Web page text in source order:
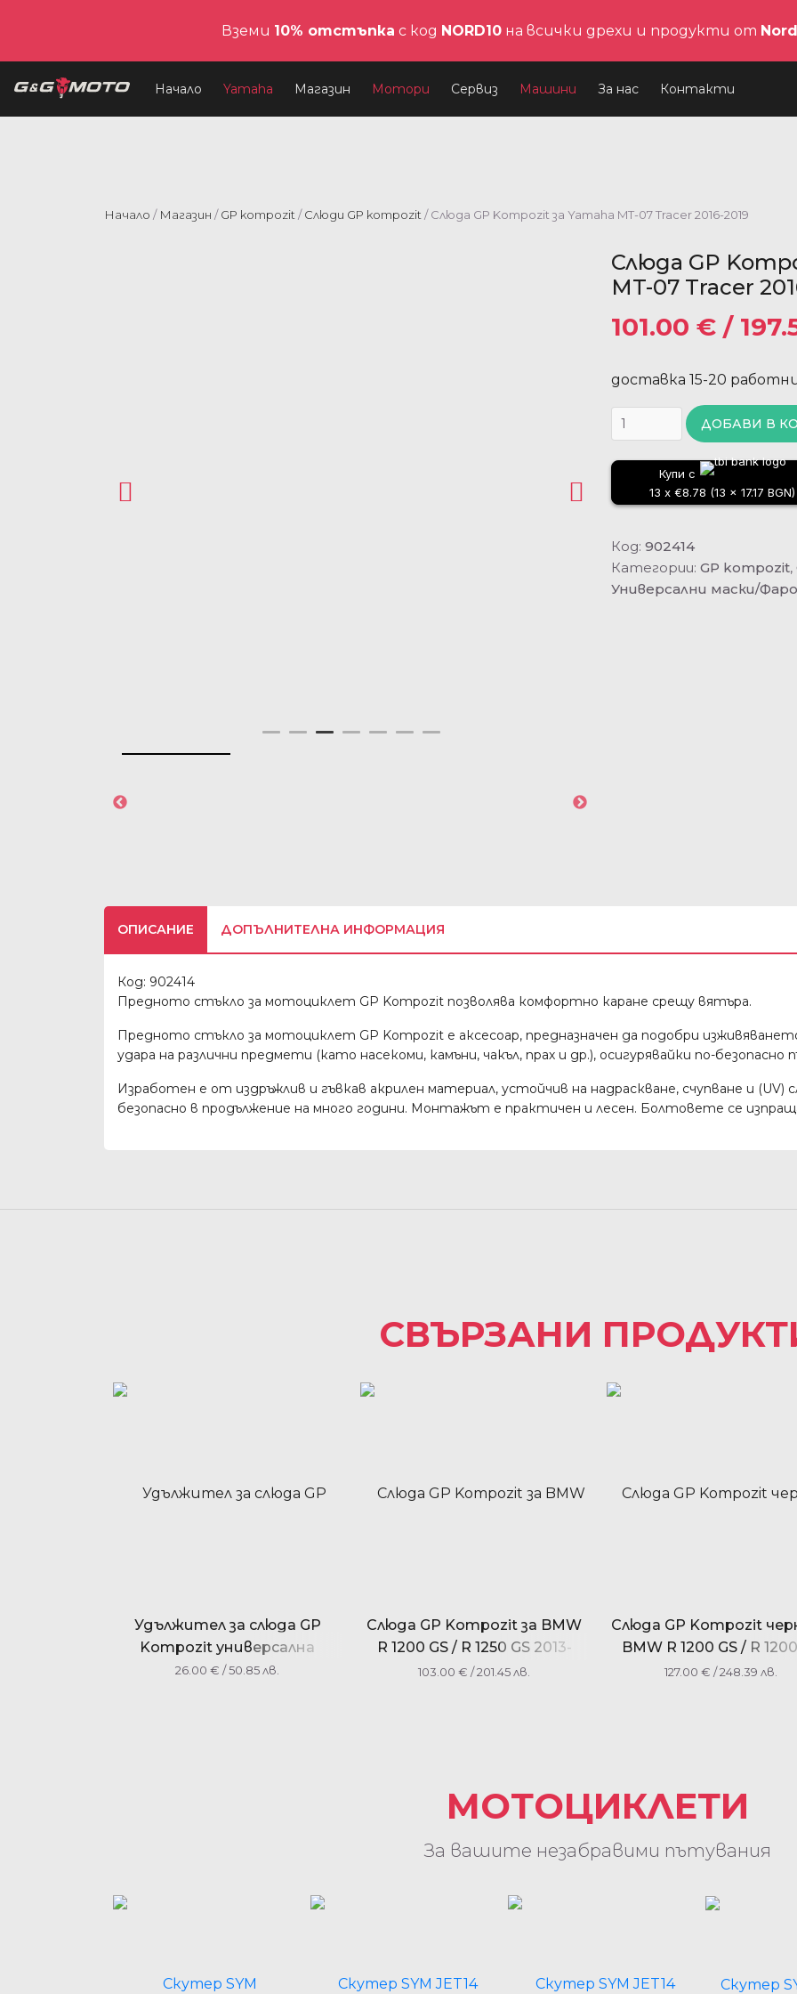
Начало Yamaha Магазин Мотори Сервиз Машини За нас Контакти
Начало / Магазин /GP kompozit /Слюди GP kompozit / Слюда GP Kompozit за Yamaha MT-07 Tracer 2016-2019
Слюда GP
MT-07 Tracer
101.00 € /
доставка 15-20
ДОБАВИ В
Купи с
13 x €8.78 (13 x 17.17 BGN)
Код: 902414
Категории: GP kompozit,
Универсални маски/
ОПИСАНИЕ ДОПЪЛНИТЕЛНА ИНФОРМАЦИЯ
Код: 902414
Предното стъкло за мотоциклет GP Kompozit позволява комфортно каране срещу вятъра.
Предното стъкло за мотоциклет GP Kompozit е аксесоар, предназначен да подобри
удара на различни предмети (като насекоми, камъни, чакъл, прах и др.), осигурявайки по-безопасно
Изработен е от издръжлив и гъвкав акрилен материал, устойчив на надраскване, счупване и (UV)
безопасно в продължение на много години. Монтажът е практичен и лесен. Болтовете се
СВЪРЗАНИ
Удължител за слюда GP
Kompozit универсална
26.00€ / 50.85 лв.
Слюда GP Kompozit за BMW
R 1200 GS / R 1250 GS 2013-
2023
103.00€ / 201.45 лв.
Слюда GP Kompozit
BMW R 1200 GS / R
ADV 2004-2012
127.00€ / 248.39 лв.
МОТОЦИКЛЕТИ
За вашите незабравими пътувания
Вземи 10% отстъпка с код NORD10на всички дрехи и продукти от